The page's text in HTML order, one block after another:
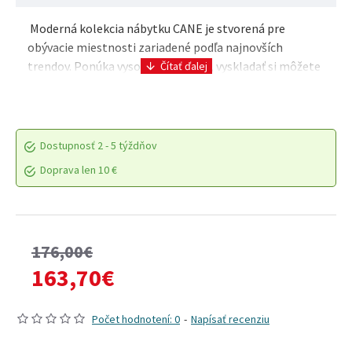
Moderná kolekcia nábytku CANE je stvorená pre
obývacie miestnosti zariadené podľa najnovších
trendov. Ponúka vysokú variabilitu, vyskladať si môžete
Dostupnosť 2 - 5 týždňov
Doprava len 10 €
Počet hodnotení: 0 - Napísať recenziu
176,00€
163,70€